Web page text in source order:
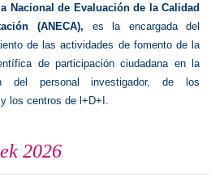
Nacional de Evaluación de la Calidad
(ANECA), es la encargada del
de las actividades de fomento de la
de participación ciudadana en la
del personal investigador, de los
los centros de l+D+I.
2026